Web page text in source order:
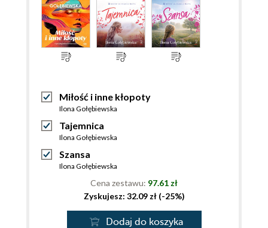
Miłość i inne kłopoty
Ilona Gołębiewska
Tajemnica
Ilona Gołębiewska
Szansa
Ilona Gołębiewska
Cena zestawu: 97.61 zł
Zyskujesz: 32.09 zł (-25%)
Dodaj do koszyka